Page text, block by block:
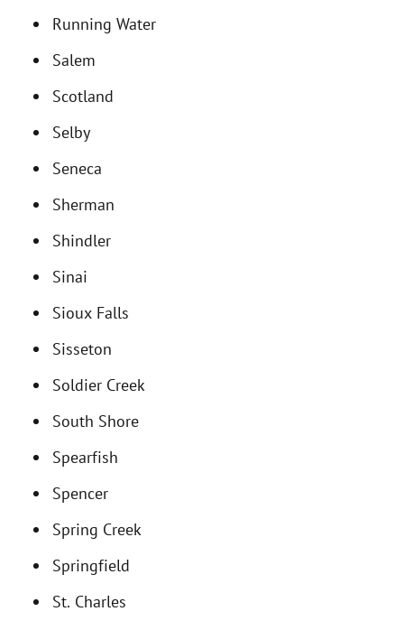
Running Water
Salem
Scotland
Selby
Seneca
Sherman
Shindler
Sinai
Sioux Falls
Sisseton
Soldier Creek
South Shore
Spearfish
Spencer
Spring Creek
Springfield
St. Charles